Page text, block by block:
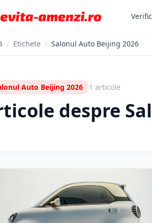
/ Etichete / Salonul Auto Beijing 2026
Auto Beijing 2026 1 articole
despre